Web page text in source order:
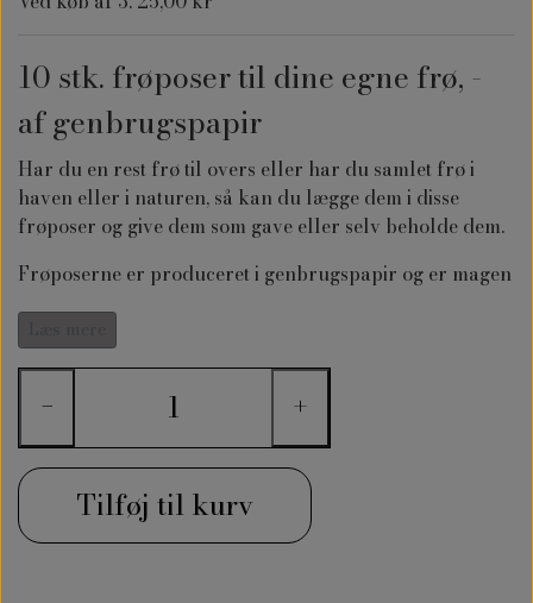
10 stk. frøposer til dine egne frø, -
af genbrugspapir
Har du en rest frø til overs eller har du samlet frø i
haven eller i naturen, så kan du lægge dem i disse
frøposer og give dem som gave eller selv beholde dem.
Frøposerne er produceret i genbrugspapir og er magen
− +
Tilføj til kurv